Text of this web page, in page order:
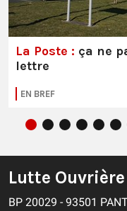
La Poste : ça ne
lettre
EN BREF
Lutte Ouvrière
BP 20029 - 93501